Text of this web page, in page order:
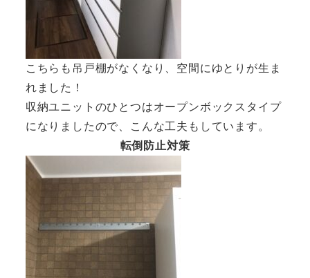
こちらも吊戸棚がなくなり、空間にゆとりが生ま
れました！
収納ユニットのひとつはオープンボックスタイプ
になりましたので、こんな工夫もしています。
転倒防止対策